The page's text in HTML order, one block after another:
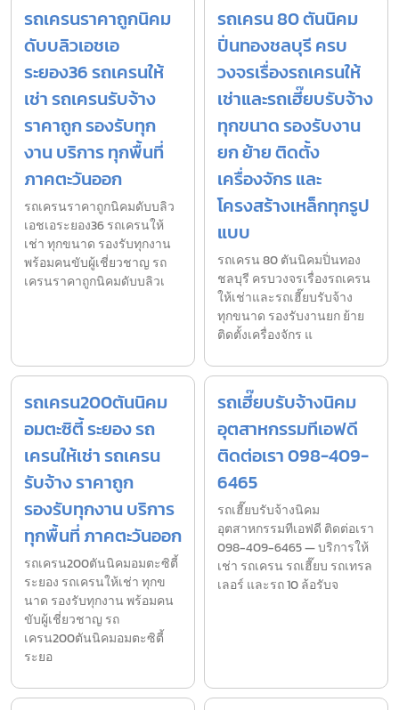
รถเครนราคาถูกนิคม
ดับบลิวเอชเอ
ระยอง36 รถเครนให้
เช่า รถเครนรับจ้าง
ราคาถูก รองรับทุก
งาน บริการ ทุกพื้นที่
ภาคตะวันออก
รถเครนราคาถูกนิคมดับบลิว
เอชเอระยอง36 รถเครนให้
เช่า ทุกขนาด รองรับทุกงาน
พร้อมคนขับผู้เชี่ยวชาญ รถ
เครนราคาถูกนิคมดับบลิวเ
รถเครน 80 ตันนิคม
ปิ่นทองชลบุรี ครบ
วงจรเรื่องรถเครนให้
เช่าและรถเฮี๊ยบรับจ้าง
ทุกขนาด รองรับงาน
ยก ย้าย ติดตั้ง
เครื่องจักร และ
โครงสร้างเหล็กทุกรูป
แบบ
รถเครน 80 ตันนิคมปิ่นทอง
ชลบุรี ครบวงจรเรื่องรถเครน
ให้เช่าและรถเฮี๊ยบรับจ้าง
ทุกขนาด รองรับงานยก ย้าย
ติดตั้งเครื่องจักร แ
รถเครน200ตันนิคม
อมตะซิตี้ ระยอง รถ
เครนให้เช่า รถเครน
รับจ้าง ราคาถูก
รองรับทุกงาน บริการ
ทุกพื้นที่ ภาคตะวันออก
รถเครน200ตันนิคมอมตะซิตี้
ระยอง รถเครนให้เช่า ทุกข
นาด รองรับทุกงาน พร้อมคน
ขับผู้เชี่ยวชาญ รถ
เครน200ตันนิคมอมตะซิตี้
ระยอ
รถเฮี๊ยบรับจ้างนิคม
อุตสาหกรรมทีเอฟดี
ติดต่อเรา 098-409-
6465
รถเฮี๊ยบรับจ้างนิคม
อุตสาหกรรมทีเอฟดี ติดต่อเรา
098-409-6465 — บริการให้
เช่า รถเครน รถเฮี๊ยบ รถเทรล
เลอร์ และรถ 10 ล้อรับจ